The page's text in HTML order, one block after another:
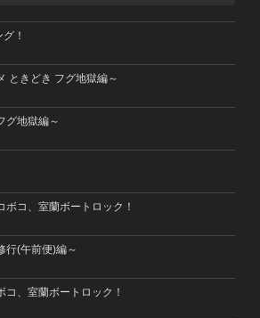
！
ときどき フグ地獄編～
グ地獄編～
コ、室蘭ボートロック！
行(午前便)編～
、室蘭ボートロック！